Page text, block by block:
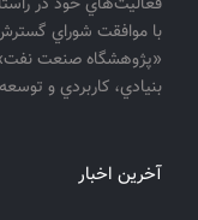
با موافقت شوراي
«پژوهشگاه صنعت نفت»
بنيادي، كاربردي و
آخرین اخبار